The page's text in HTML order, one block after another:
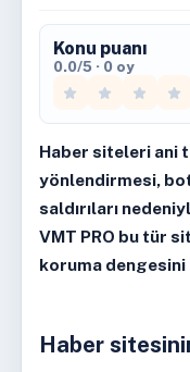
Konu puanı
0.0/5 · 0 oy
Haber siteleri ani
yönlendirmesi,
saldırıları
VMT PRO bu tür
koruma dengesini
Haber